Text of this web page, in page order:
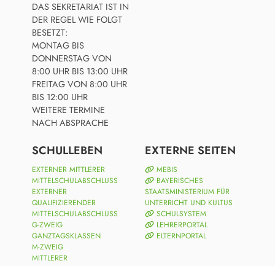
DAS SEKRETARIAT IST IN
DER REGEL WIE FOLGT
BESETZT:
MONTAG BIS
DONNERSTAG VON
8:00 UHR BIS 13:00 UHR
FREITAG VON 8:00 UHR
BIS 12:00 UHR
WEITERE TERMINE
NACH ABSPRACHE
SCHULLEBEN
EXTERNER MITTLERER
MITTELSCHULABSCHLUSS
EXTERNER
QUALIFIZIERENDER
MITTELSCHULABSCHLUSS
G-ZWEIG
GANZTAGSKLASSEN
M-ZWEIG
MITTLERER
EXTERNE SEITEN
MEBIS
BAYERISCHES
STAATSMINISTERIUM FÜR
UNTERRICHT UND KULTUS
SCHULSYSTEM
LEHRERPORTAL
ELTERNPORTAL